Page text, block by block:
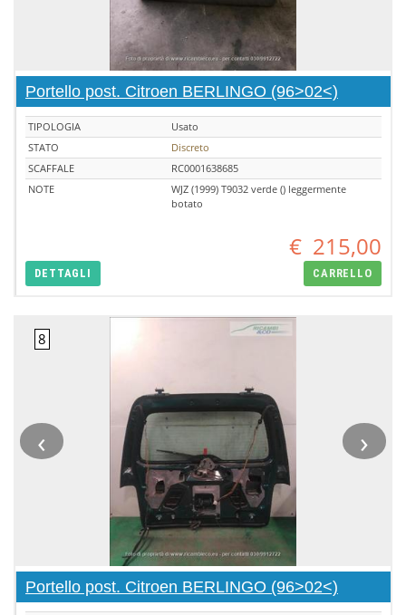
Portello post. Citroen BERLINGO (96>02<)
TIPOLOGIA
Usato
STATO
Discreto
SCAFFALE
RC0001638685
NOTE
WJZ (1999) T9032 verde () leggermente
botato
€ 215,00
DETTAGLI CARRELLO
‹ ›
Portello post. Citroen BERLINGO (96>02<)